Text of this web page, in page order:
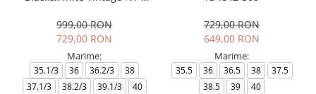
999,00 RON
729,00 RON
Marime:
35.1/3 36 36.2/3
38
37.1/3
38.2/3 39.1/3 40
729,00 RON
649,00 RON
Marime:
35.5 36 36.5 38
37.5
38.5
39 40